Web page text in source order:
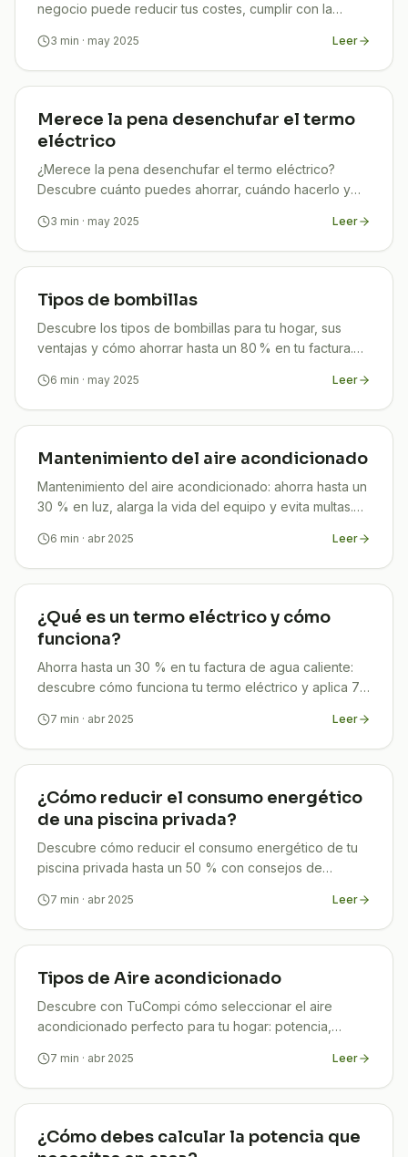
negocio puede reducir tus costes, cumplir con la
3 min · may 2025 Leer
Merece la pena desenchufar el termo
eléctrico
¿Merece la pena desenchufar el termo eléctrico?
Descubre cuánto puedes ahorrar, cuándo hacerlo y
3 min · may 2025 Leer
Tipos de bombillas
Descubre los tipos de bombillas para tu hogar, sus
ventajas y cómo ahorrar hasta un 80 % en tu factura.
6 min · may 2025 Leer
Mantenimiento del aire acondicionado
Mantenimiento del aire acondicionado: ahorra hasta un
30 % en luz, alarga la vida del equipo y evita multas.
6 min · abr 2025 Leer
¿Qué es un termo eléctrico y cómo
funciona?
Ahorra hasta un 30 % en tu factura de agua caliente:
descubre cómo funciona tu termo eléctrico y aplica 7
7 min · abr 2025 Leer
¿Cómo reducir el consumo energético
de una piscina privada?
Descubre cómo reducir el consumo energético de tu
piscina privada hasta un 50 % con consejos de
7 min · abr 2025 Leer
Tipos de Aire acondicionado
Descubre con TuCompi cómo seleccionar el aire
acondicionado perfecto para tu hogar: potencia,
garantizado sin complicaciones.
7 min · abr 2025 Leer
¿Cómo debes calcular la potencia que